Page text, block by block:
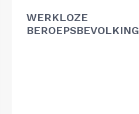
WERKLOZE
BEROEPSBEVOLKING